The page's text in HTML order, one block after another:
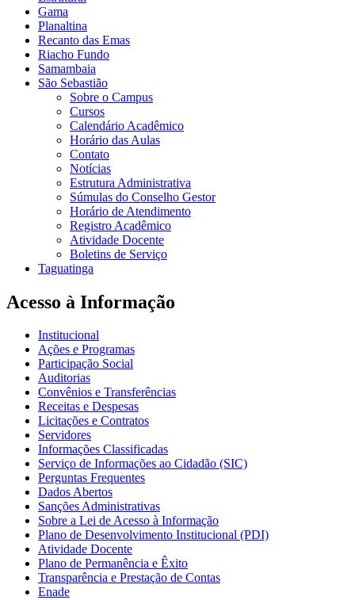
Gama
Planaltina
Recanto das Emas
Riacho Fundo
Samambaia
São Sebastião
Sobre o Campus
Cursos
Calendário Acadêmico
Horário das Aulas
Contato
Notícias
Estrutura Administrativa
Súmulas do Conselho Gestor
Horário de Atendimento
Registro Acadêmico
Atividade Docente
Boletins de Serviço
Taguatinga
Acesso à Informação
Institucional
Ações e Programas
Participação Social
Auditorias
Convênios e Transferências
Receitas e Despesas
Licitações e Contratos
Servidores
Informações Classificadas
Serviço de Informações ao Cidadão (SIC)
Perguntas Frequentes
Dados Abertos
Sanções Administrativas
Sobre a Lei de Acesso à Informação
Plano de Desenvolvimento Institucional (PDI)
Atividade Docente
Plano de Permanência e Êxito
Transparência e Prestação de Contas
Enade